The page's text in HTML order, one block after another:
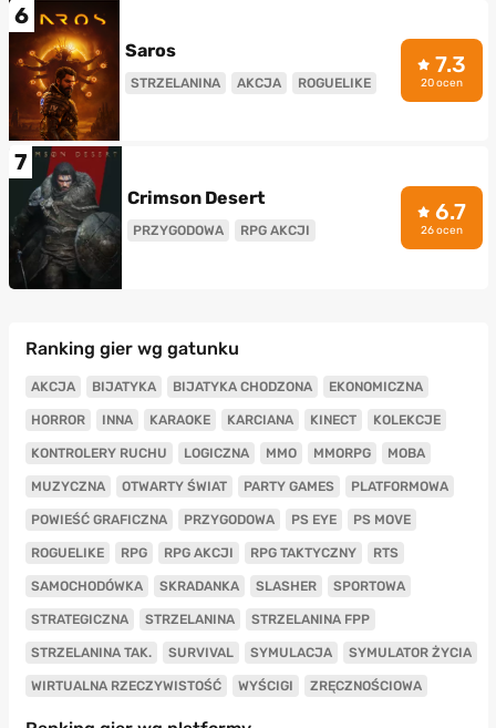
6
Saros
STRZELANINA AKCJA ROGUELIKE
7.3
20 ocen
7
Crimson Desert
PRZYGODOWA RPG AKCJI
6.7
26 ocen
Ranking gier wg gatunku
AKCJA BIJATYKA BIJATYKA CHODZONA EKONOMICZNA
HORROR INNA KARAOKE KARCIANA KINECT KOLEKCJE
KONTROLERY RUCHU LOGICZNA MMO MMORPG MOBA
MUZYCZNA OTWARTY ŚWIAT PARTY GAMES PLATFORMOWA
POWIEŚĆ GRAFICZNA PRZYGODOWA PS EYE PS MOVE
ROGUELIKE RPG RPG AKCJI RPG TAKTYCZNY RTS
SAMOCHODÓWKA SKRADANKA SLASHER SPORTOWA
STRATEGICZNA STRZELANINA STRZELANINA FPP
STRZELANINA TAK. SURVIVAL SYMULACJA SYMULATOR ŻYCIA
WIRTUALNA RZECZYWISTOŚĆ WYŚCIGI ZRĘCZNOŚCIOWA